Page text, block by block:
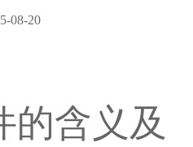
08-20
的含义及